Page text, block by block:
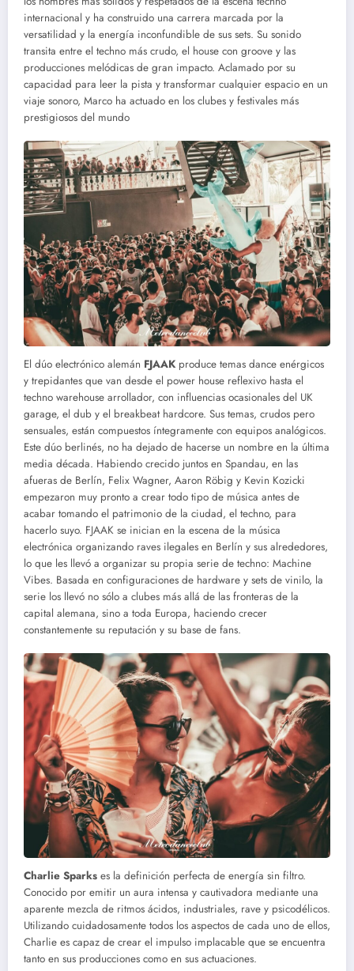
internacional y ha construido una carrera marcada por la
versatilidad y la energía inconfundible de sus sets. Su sonido
transita entre el techno más crudo, el house con groove y las
producciones melódicas de gran impacto. Aclamado por su
capacidad para leer la pista y transformar cualquier espacio en un
viaje sonoro, Marco ha actuado en los clubes y festivales más
prestigiosos del mundo
El dúo electrónico alemán FJAAK produce temas dance enérgicos
y trepidantes que van desde el power house reflexivo hasta el
techno warehouse arrollador, con influencias ocasionales del UK
garage, el dub y el breakbeat hardcore. Sus temas, crudos pero
sensuales, están compuestos íntegramente con equipos analógicos.
Este dúo berlinés, no ha dejado de hacerse un nombre en la última
media década. Habiendo crecido juntos en Spandau, en las
afueras de Berlín, Felix Wagner, Aaron Röbig y Kevin Kozicki
empezaron muy pronto a crear todo tipo de música antes de
acabar tomando el patrimonio de la ciudad, el techno, para
hacerlo suyo. FJAAK se inician en la escena de la música
electrónica organizando raves ilegales en Berlín y sus alrededores,
lo que les llevó a organizar su propia serie de techno: Machine
Vibes. Basada en configuraciones de hardware y sets de vinilo, la
serie los llevó no sólo a clubes más allá de las fronteras de la
capital alemana, sino a toda Europa, haciendo crecer
constantemente su reputación y su base de fans.
Charlie Sparks es la definición perfecta de energía sin filtro.
Conocido por emitir un aura intensa y cautivadora mediante una
aparente mezcla de ritmos ácidos, industriales, rave y psicodélicos.
Utilizando cuidadosamente todos los aspectos de cada uno de ellos,
Charlie es capaz de crear el impulso implacable que se encuentra
tanto en sus producciones como en sus actuaciones.